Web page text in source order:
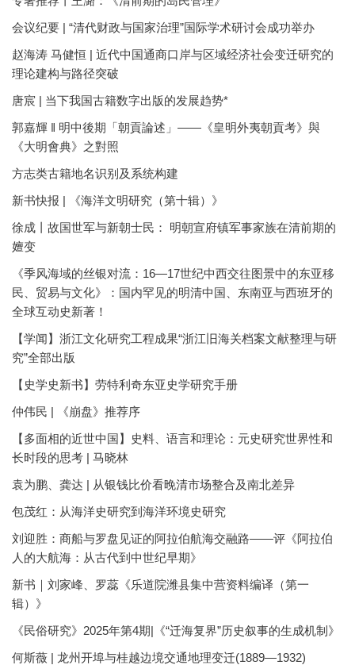
会议纪要 | “清代财政与国家治理”国际学术研讨会成功举办
赵海涛 马健恒 | 近代中国通商口岸与区域经济社会变迁研究的
理论建构与路径突破
唐宸 | 当下我国古籍数字出版的发展趋势*
郭嘉輝 ‖ 明中後期「朝貢論述」——《皇明外夷朝貢考》與
《大明會典》之對照
方志类古籍地名识别及系统构建
新书快报 | 《海洋文明研究（第十辑）》
徐成丨故国世军与新朝士民： 明朝宣府镇军事家族在清前期的
嬗变
《季风海域的丝银对流：16—17世纪中西交往图景中的东亚移
民、贸易与文化》：国内罕见的明清中国、东南亚与西班牙的
全球互动史新著！
【学闻】浙江文化研究工程成果“浙江旧海关档案文献整理与研
究”全部出版
【史学史新书】劳特利奇东亚史学研究手册
仲伟民 | 《崩盘》推荐序
【多面相的近世中国】史料、语言和理论：元史研究世界性和
长时段的思考 | 马晓林
袁为鹏、龚达 | 从银钱比价看晚清市场整合及南北差异
包茂红：从海洋史研究到海洋环境史研究
刘迎胜：商船与罗盘见证的阿拉伯航海交融路——评《阿拉伯
人的大航海：从古代到中世纪早期》
新书｜刘家峰、罗蕊《乐道院潍县集中营资料编译（第一
辑）》
《民俗研究》2025年第4期|《“迁海复界”历史叙事的生成机制》
何斯薇 | 龙州开埠与桂越边境交通地理变迁(1889—1932)